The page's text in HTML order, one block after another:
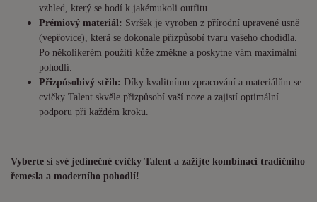
vzhled, který se hodí k jakémukoli outfitu.
Prémiový materiál: Svršek je vyroben z přírodní upravené usně
(vepřovice), která se dokonale přizpůsobí tvaru vašeho chodidla.
Po několikerém použití kůže změkne a poskytne vám maximální
pohodlí.
Přizpůsobivý střih: Díky kvalitnímu zpracování a materiálům se
cvičky Talent skvěle přizpůsobí vaší noze a zajistí optimální
podporu při každém kroku.
Vyberte si své jedinečné cvičky Talent a zažijte kombinaci tradičního
řemesla a moderního pohodlí!